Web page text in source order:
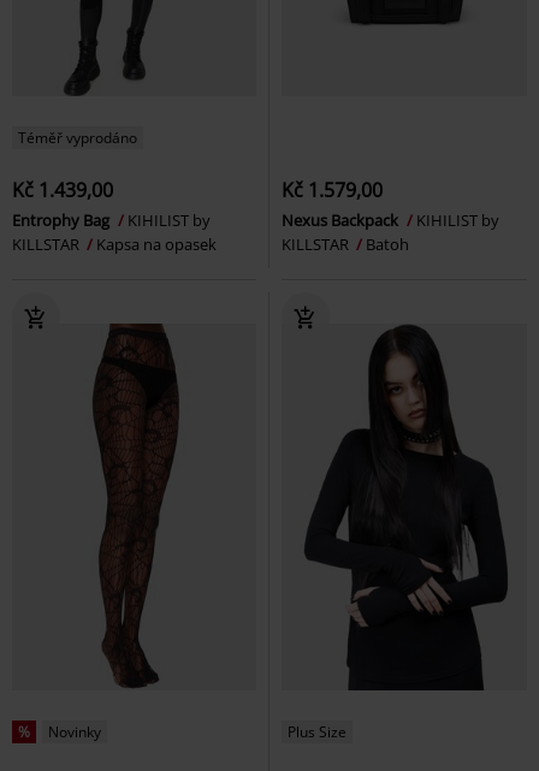
Téměř vyprodáno
Kč 1.439,00
Entrophy Bag
KIHILIST by
KILLSTAR
Kapsa na opasek
Kč 1.579,00
Nexus Backpack
KIHILIST by
KILLSTAR
Batoh
% Novinky Plus Size